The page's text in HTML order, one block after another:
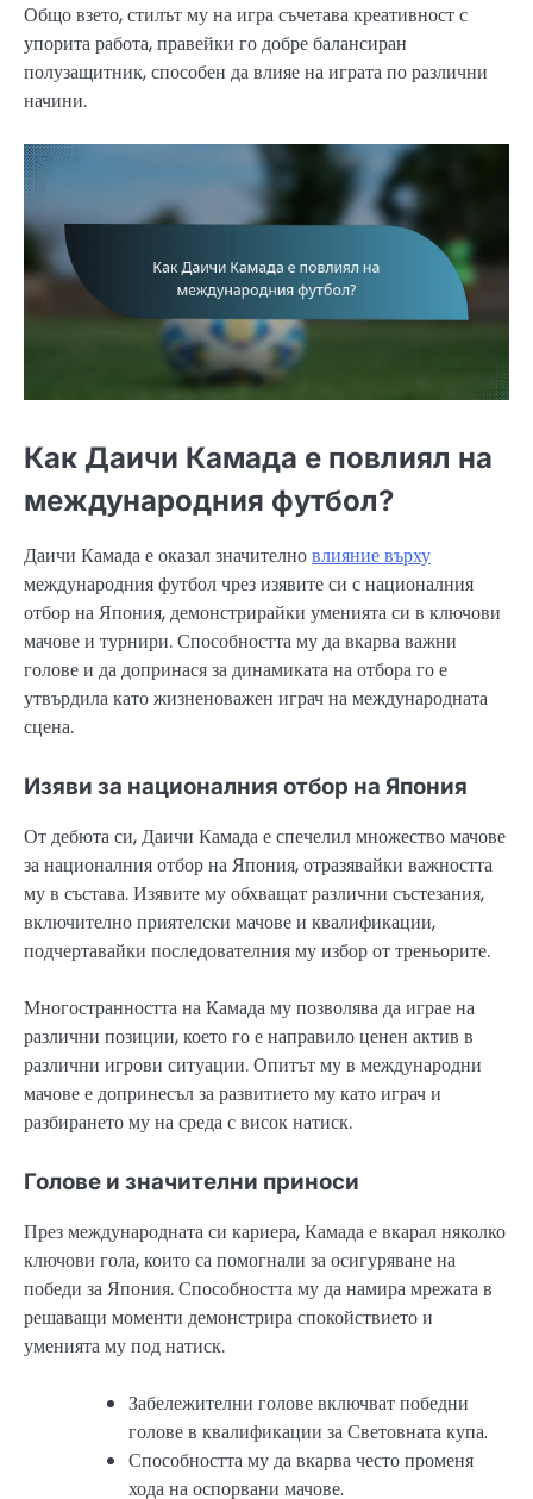
Общо взето, стилът му на игра съчетава креативност с
упорита работа, правейки го добре балансиран
полузащитник, способен да влияе на играта по различни
начини.
Как Даичи Камада е повлиял на
международния футбол?
Даичи Камада е оказал значителновлияние върху
международния футбол чрез изявите си с националния
отбор на Япония, демонстрирайки уменията си в ключови
мачове и турнири. Способността му да вкарва важни
голове и да допринася за динамиката на отбора го е
утвърдила като жизненоважен играч на международната
сцена.
Изяви за националния отбор на Япония
От дебюта си, Даичи Камада е спечелил множество мачове
за националния отбор на Япония, отразявайки важността
му в състава. Изявите му обхващат различни състезания,
включително приятелски мачове и квалификации,
подчертавайки последователния му избор от треньорите.
Многостранността на Камада му позволява да играе на
различни позиции, което го е направило ценен актив в
различни игрови ситуации. Опитът му в международни
мачове е допринесъл за развитието му като играч и
разбирането му на среда с висок натиск.
Голове и значителни приноси
През международната си кариера, Камада е вкарал няколко
ключови гола, които са помогнали за осигуряване на
победи за Япония. Способността му да намира мрежата в
решаващи моменти демонстрира спокойствието и
уменията му под натиск.
Забележителни голове включват победни
голове в квалификации за Световната купа.
Способността му да вкарва често променя
хода на оспорвани мачове.